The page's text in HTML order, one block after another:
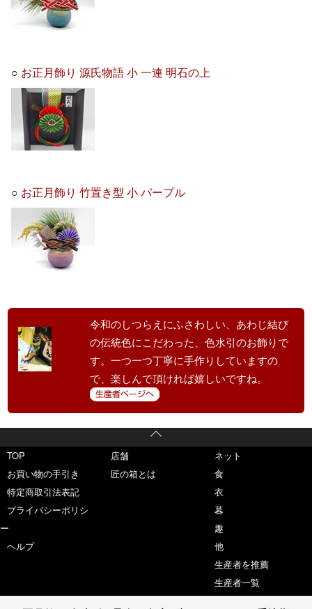
○ お正月飾り 源氏物語 小 一連 明石の上
○ お正月飾り 竹置き型 小 パープル
令和のしつらえにふさわしい、あわじ結び
の伝統色にこだわった、色水引のお飾りで
す。一つ一つ丁寧に手作りしていますの
で、楽しんで頂ければ嬉しいですね。
TOP
お買い物の手引き
特定商取引法表記
プライバシーポリシ
ー
ヘルプ
店舗
匠の箱とは
ネット
食
衣
暮
趣
他
生産者を推薦
生産者一覧